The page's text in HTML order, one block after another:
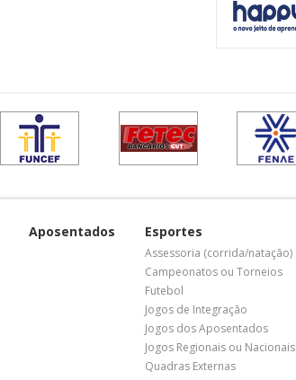
Aposentados Esportes
Assessoria (corrida/natação)
Campeonatos ou Torneios
Futebol
Jogos de Integração
Jogos dos Aposentados
Jogos Regionais ou Nacionais
Quadras Externas